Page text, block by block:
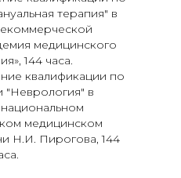
терапия" в
медицинского
144 часа.
квалификации по
"Неврология" в
медицинском
Н.И. Пирогова, 144